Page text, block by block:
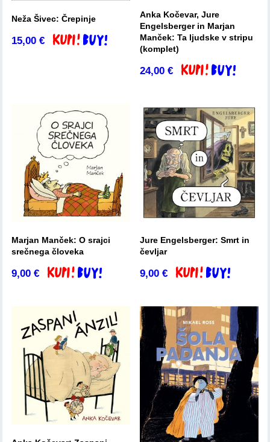
Neža Šivec: Črepinje
15,00€ Dodaj v košarico
Anka Kočevar, Jure
Engelsberger in Marjan
Manček: Ta ljudske v stripu
(komplet)
24,00€ Dodaj v košarico
Marjan Manček: O srajci
srečnega človeka
9,00€ Dodaj v košarico
Jure Engelsberger: Smrt in
čevljar
9,00€ Dodaj v košarico